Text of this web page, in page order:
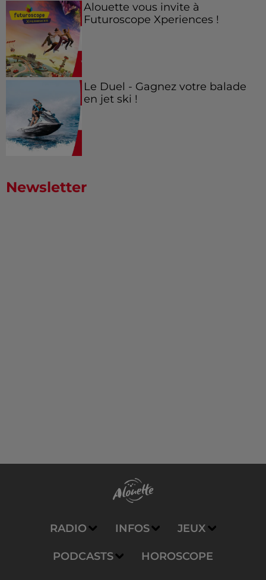
Alouette vous invite à
Futuroscope Xperiences !
Le Duel - Gagnez votre balade
en jet ski !
Newsletter
RADIO INFOS JEUX
PODCASTS HOROSCOPE